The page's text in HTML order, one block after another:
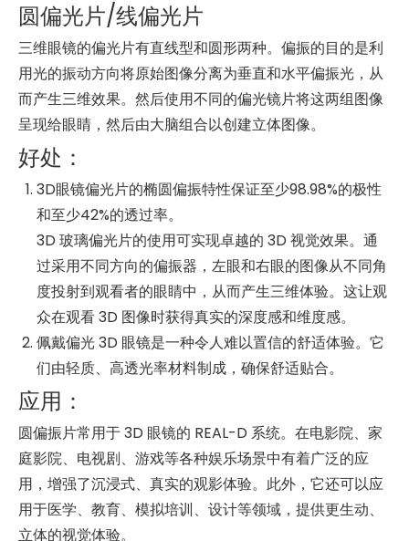
圆偏光片/线偏光片
三维眼镜的偏光片有直线型和圆形两种。偏振的目的是利
用光的振动方向将原始图像分离为垂直和水平偏振光，从
而产生三维效果。然后使用不同的偏光镜片将这两组图像
呈现给眼睛，然后由大脑组合以创建立体图像。
好处：
3D眼镜偏光片的椭圆偏振特性保证至少98.98%的极性
和至少42%的透过率。
3D 玻璃偏光片的使用可实现卓越的 3D 视觉效果。通
过采用不同方向的偏振器，左眼和右眼的图像从不同角
度投射到观看者的眼睛中，从而产生三维体验。这让观
众在观看 3D 图像时获得真实的深度感和维度感。
佩戴偏光 3D 眼镜是一种令人难以置信的舒适体验。它
们由轻质、高透光率材料制成，确保舒适贴合。
应用：
圆偏振片常用于 3D 眼镜的 REAL-D 系统。在电影院、家
庭影院、电视剧、游戏等各种娱乐场景中有着广泛的应
用，增强了沉浸式、真实的观影体验。此外，它还可以应
用于医学、教育、模拟培训、设计等领域，提供更生动、
立体的视觉体验。